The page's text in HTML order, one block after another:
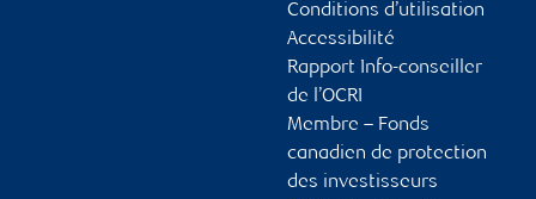
Conditions d’utilisation
Accessibilité
Rapport Info-conseiller
de l’OCRI
Membre – Fonds
canadien de protection
des investisseurs